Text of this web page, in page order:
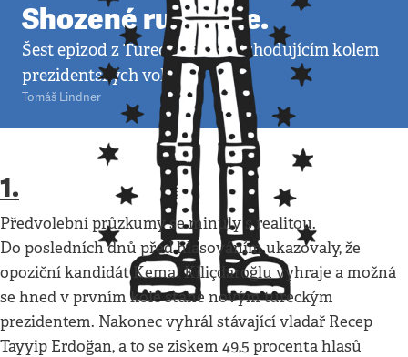
Shozené rukavice.
Šest epizod z Turecka před rozhodujícím kolem
prezidentských voleb.
Tomáš Lindner
1.
Předvolební průzkumy se minuly s realitou.
Do posledních dnů před hlasováním ukazovaly, že
opoziční kandidát Kemal Kiliçdaroğlu vyhraje a možná
se hned v prvním kole stane novým tureckým
prezidentem. Nakonec vyhrál stávající vladař Recep
Tayyip Erdoğan, a to se ziskem 49,5 procenta hlasů